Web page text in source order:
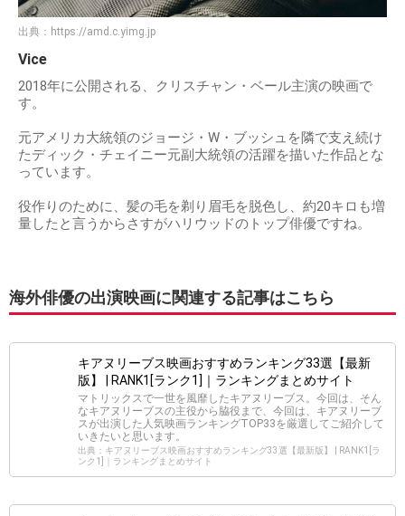
出典： https://amd.c.yimg.jp
Vice
2018年に公開される、クリスチャン・ベール主演の映画で
す。
元アメリカ大統領のジョージ・W・ブッシュを隣で支え続け
たディック・チェイニー元副大統領の活躍を描いた作品とな
っています。
役作りのために、髪の毛を剃り眉毛を脱色し、約20キロも増
量したと言うからさすがハリウッドのトップ俳優ですね。
海外俳優の出演映画に関連する記事はこちら
キアヌリーブス映画おすすめランキング33選【最新
版】 | RANK1[ランク1]｜ランキングまとめサイト
マトリックスで一世を風靡したキアヌリーブス。今回は、そん
なキアヌリーブスの主役から脇役まで、今回は、キアヌリーブ
スが出演した人気映画ランキングTOP33を厳選してご紹介して
いきたいと思います。
出典：キアヌリーブス映画おすすめランキング33選【最新版】 | RANK1[ラ
ンク1]｜ランキングまとめサイト